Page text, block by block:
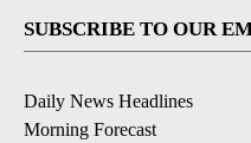
SUBSCRIBE TO OUR
Daily News Headlines
Morning Forecast